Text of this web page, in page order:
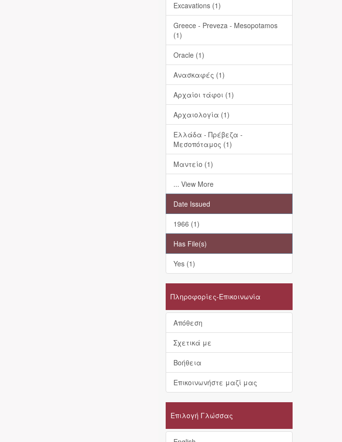
Excavations (1)
Greece - Preveza - Mesopotamos
(1)
Oracle (1)
Ανασκαφές (1)
Αρχαίοι τάφοι (1)
Αρχαιολογία (1)
Ελλάδα - Πρέβεζα -
Μεσοπόταμος (1)
Μαντείο (1)
... View More
Date Issued
1966 (1)
Has File(s)
Yes (1)
Πληροφορίες-Επικοινωνία
Απόθεση
Σχετικά με
Βοήθεια
Επικοινωνήστε μαζί μας
Επιλογή Γλώσσας